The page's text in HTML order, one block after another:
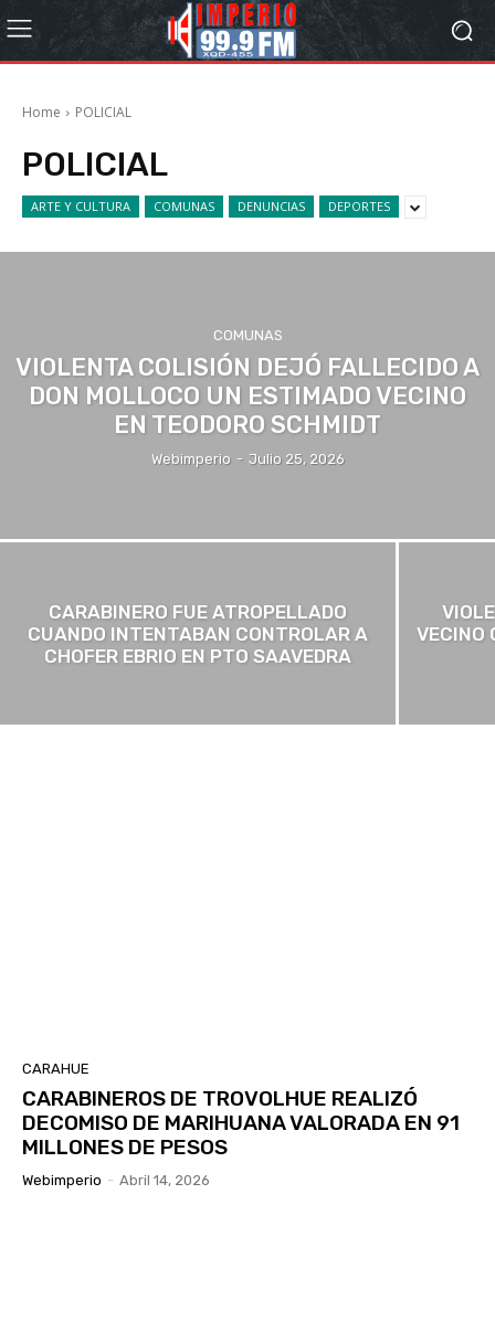
Home POLICIAL
POLICIAL
ARTE Y CULTURA COMUNAS DENUNCIAS DEPORTES
COMUNAS
VIOLENTA COLISIÓN DEJÓ FALLECIDO A
DON MOLLOCO UN ESTIMADO VECINO
EN TEODORO SCHMIDT
Webimperio - Julio 25, 2026
CARABINERO FUE ATROPELLADO
CUANDO INTENTABAN CONTROLAR A
CHOFER EBRIO EN PTO SAAVEDRA
VECINO
CARAHUE
CARABINEROS DE TROVOLHUE REALIZÓ
DECOMISO DE MARIHUANA VALORADA EN 91
MILLONES DE PESOS
Webimperio - Abril 14, 2026